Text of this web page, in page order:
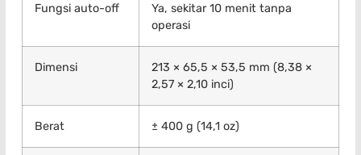
Fungsi auto-off
Ya, sekitar 10 menit tanpa
operasi
Dimensi
213 × 65,5 × 53,5 mm (8,38 ×
2,57 × 2,10 inci)
Berat ± 400 g (14,1 oz)